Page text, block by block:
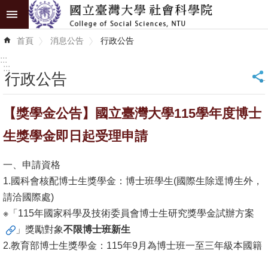
跳到主要內容區塊
進
階
識
學
研
首頁 消息公告 行政公告
:::
:::
行政公告 _
【獎學金公告】國立臺灣大學115學年度博士
生獎學金即日起受理申請
一、申請資格
1.國科會核配博士生獎學金：博士班學生(國際生除逕博生外，
請洽國際處)
※「 115年國家科學及技術委員會博士生研究獎學金試辦方案
」獎勵對象不限博士班新生
2.教育部博士生獎學金：115年9月為博士班一至三年級本國籍